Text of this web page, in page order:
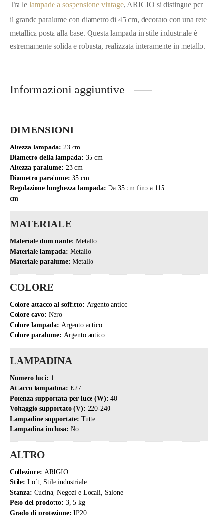
Tra le lampade a sospensione vintage, ARIGIO si distingue per
il grande paralume con diametro di 45 cm, decorato con una rete
metallica posta alla base. Questa lampada in stile industriale è
estremamente solida e robusta, realizzata interamente in metallo.
Informazioni aggiuntive
DIMENSIONI
Altezza lampada: 23 cm
Diametro della lampada: 35 cm
Altezza paralume: 23 cm
Diametro paralume: 35 cm
Regolazione lunghezza lampada: Da 35 cm fino a 115
cm
MATERIALE
Materiale dominante: Metallo
Materiale lampada: Metallo
Materiale paralume: Metallo
COLORE
Colore attacco al soffitto: Argento antico
Colore cavo: Nero
Colore lampada: Argento antico
Colore paralume: Argento antico
LAMPADINA
Numero luci: 1
Attacco lampadina: E27
Potenza supportata per luce (W): 40
Voltaggio supportato (V): 220-240
Lampadine supportate: Tutte
Lampadina inclusa: No
ALTRO
Collezione: ARIGIO
Stile: Loft, Stile industriale
Stanza: Cucina, Negozi e Locali, Salone
Peso del prodotto: 3, 5 kg
Grado di protezione: IP20